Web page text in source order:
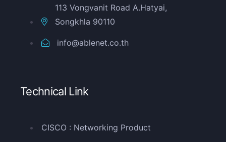
113 Vongvanit Road A.Hatyai,
Songkhla 90110
info@ablenet.co.th
Technical Link
CISCO : Networking Product